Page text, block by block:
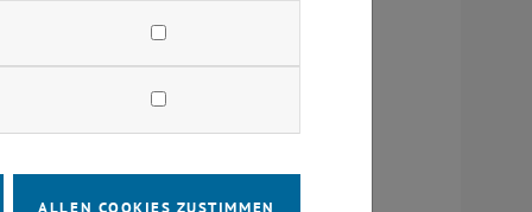
ALLEN COOKIES ZUSTIMMEN